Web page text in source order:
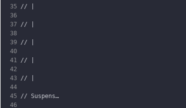
// |
// |
// |
// |
// |
// Suspens…